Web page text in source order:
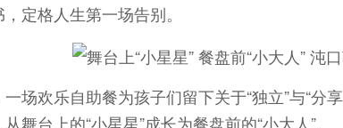
定格人生第一场告别。
场欢乐自助餐为孩子们留下关于“独立”与“分
舞台上的“小星星”成长为餐盘前的“小大人”。